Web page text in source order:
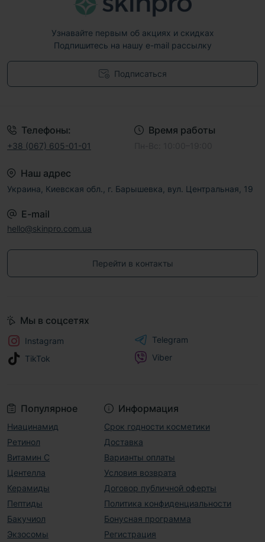
Узнавайте первым об акциях и скидках
Подпишитесь на нашу e-mail рассылку
Подписаться
Телефоны:
+38 (067) 605-01-01
Время работы
Наш адрес
Украина, Киевская обл., г. Барышевка, вул. Центральная, 19
E-mail
hello@skinpro.com.ua
Перейти в контакты
Популярное
Ниацинамид
Ретинол
Витамин С
Центелла
Керамиды
Пептиды
Бакучиол
Экзосомы
Информация
Срок годности косметики
Доставка
Варианты оплаты
Условия возврата
Договор публичной оферты
Политика конфиденциальности
Бонусная программа
Регистрация
Мы в соцсетях
Instagram
TikTok
Telegram
Viber